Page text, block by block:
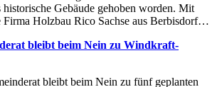
historische Gebäude gehoben worden. Mit
Firma Holzbau Rico Sachse aus Berbisdorf…
bleibt beim Nein zu Windkraft-
bleibt beim Nein zu fünf geplanten